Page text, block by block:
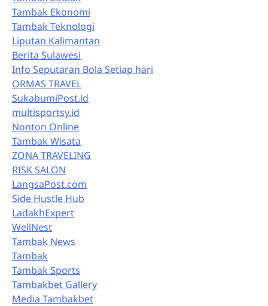
Tambak Ekonomi
Tambak Teknologi
Liputan Kalimantan
Berita Sulawesi
Info Seputaran Bola Setiap hari
ORMAS TRAVEL
SukabumiPost.id
multisportsy.id
Nonton Online
Tambak Wisata
ZONA TRAVELING
RISK SALON
LangsaPost.com
Side Hustle Hub
LadakhExpert
WellNest
Tambak News
Tambak
Tambak Sports
Tambakbet Gallery
Media Tambakbet